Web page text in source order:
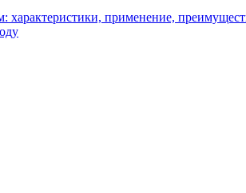
характеристики, применение,